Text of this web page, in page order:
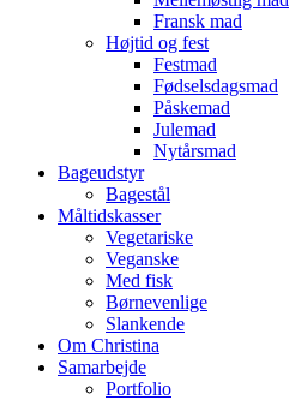
Fransk mad
Højtid og fest
Festmad
Fødselsdagsmad
Påskemad
Julemad
Nytårsmad
Bageudstyr
Bagestål
Måltidskasser
Vegetariske
Veganske
Med fisk
Børnevenlige
Slankende
Om Christina
Samarbejde
Portfolio